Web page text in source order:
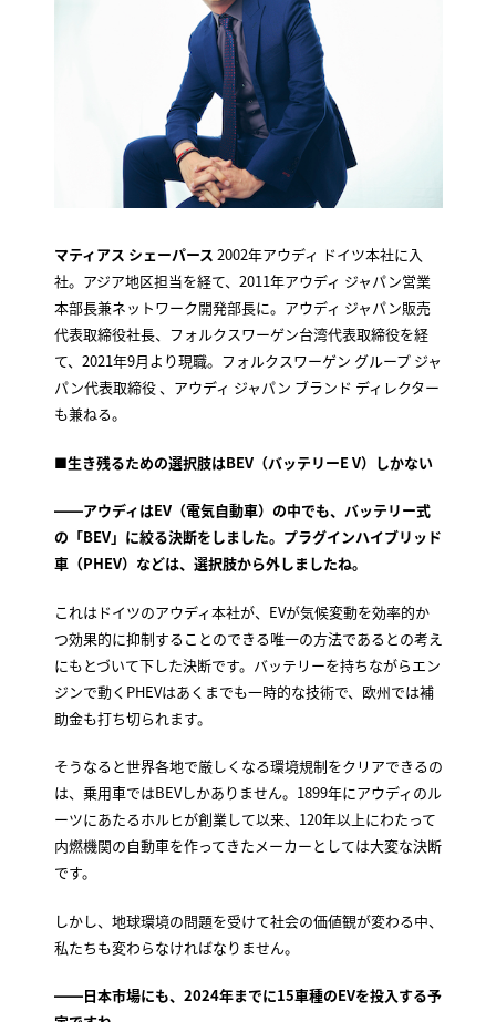
マティアス シェーパース 2002年アウディ ドイツ本社に入
社。アジア地区担当を経て、2011年アウディ ジャパン営業
本部長兼ネットワーク開発部長に。アウディ ジャパン販売
代表取締役社長、フォルクスワーゲン台湾代表取締役を経
て、2021年9月より現職。フォルクスワーゲン グループ ジャ
パン代表取締役 、アウディ ジャパン ブランド ディレクター
も兼ねる。
■生き残るための選択肢はBEV（バッテリーE V）しかない
――アウディはEV（電気自動車）の中でも、バッテリー式
の「BEV」に絞る決断をしました。プラグインハイブリッド
車（PHEV）などは、選択肢から外しましたね。
これはドイツのアウディ本社が、EVが気候変動を効率的か
つ効果的に抑制することのできる唯一の方法であるとの考え
にもとづいて下した決断です。バッテリーを持ちながらエン
ジンで動くPHEVはあくまでも一時的な技術で、欧州では補
助金も打ち切られます。
そうなると世界各地で厳しくなる環境規制をクリアできるの
は、乗用車ではBEVしかありません。1899年にアウディのル
ーツにあたるホルヒが創業して以来、120年以上にわたって
内燃機関の自動車を作ってきたメーカーとしては大変な決断
です。
しかし、地球環境の問題を受けて社会の価値観が変わる中、
私たちも変わらなければなりません。
――日本市場にも、2024年までに15車種のEVを投入する予